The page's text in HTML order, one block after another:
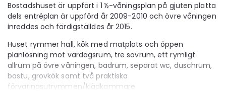
Bostadshuset är uppfört i 1 ½-våningsplan på gjuten platta
dels entréplan är uppförd år 2009-2010 och övre våningen
inreddes och färdigställdes år 2015.
Huset rymmerhall, kök med matplats och öppen
planlösning mot vardagsrum, tre sovrum, ett rymligt
allrum på övre våningen, badrum, separat wc, duschrum,
bastu, grovkök samt två praktiska
förvaringsutrymmen/klädkammare.